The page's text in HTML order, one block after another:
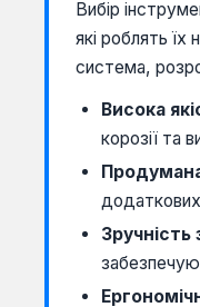
Вибір
які роблять їх
система,
Висока
корозії та
додаткових
Зручність